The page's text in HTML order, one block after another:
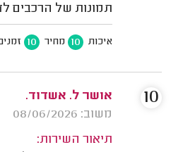
תמונות של הרכבים
איכות 10 מחיר 10
אושר ל. אשדוד.
משוב: 08/06/2026
תיאור השירות:
10